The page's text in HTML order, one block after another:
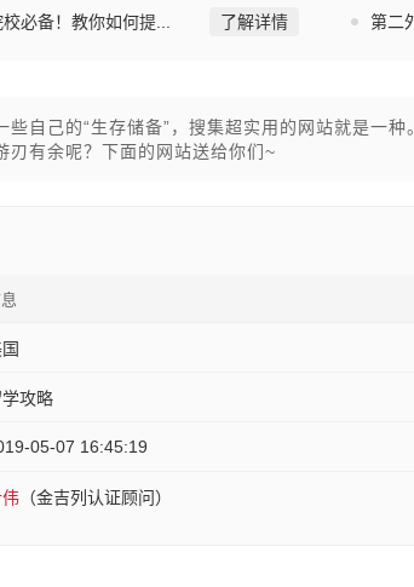
必备！教你如何提... 了解详情 第二
些自己的“生存储备”，搜集超实用的网站就是一
刃有余呢？下面的网站送给你们~
学攻略
05-07 16:45:19
（金吉列认证顾问）